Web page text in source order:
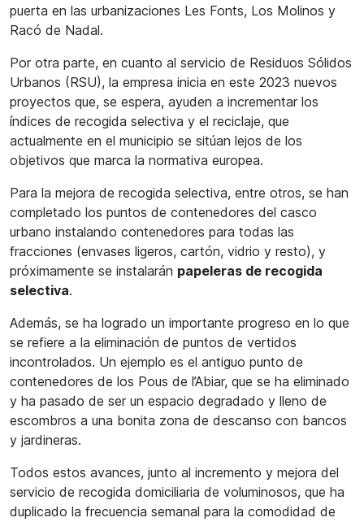
puerta en las urbanizaciones Les Fonts, Los Molinos y
Racó de Nadal.
Por otra parte, en cuanto al servicio de Residuos Sólidos
Urbanos (RSU), la empresa inicia en este 2023 nuevos
proyectos que, se espera, ayuden a incrementar los
índices de recogida selectiva y el reciclaje, que
actualmente en el municipio se sitúan lejos de los
objetivos que marca la normativa europea.
Para la mejora de recogida selectiva, entre otros, se han
completado los puntos de contenedores del casco
urbano instalando contenedores para todas las
fracciones (envases ligeros, cartón, vidrio y resto), y
próximamente se instalarán papeleras de recogida
selectiva.
Además, se ha logrado un importante progreso en lo que
se refiere a la eliminación de puntos de vertidos
incontrolados. Un ejemplo es el antiguo punto de
contenedores de los Pous de l’Abiar, que se ha eliminado
y ha pasado de ser un espacio degradado y lleno de
escombros a una bonita zona de descanso con bancos
y jardineras.
Todos estos avances, junto al incremento y mejora del
servicio de recogida domiciliaria de voluminosos, que ha
duplicado la frecuencia semanal para la comodidad de